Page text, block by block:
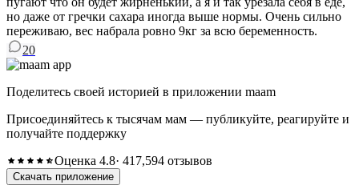
но даже от гречки сахара иногда выше нормы. Очень сильно
переживаю, вес набрала ровно 9кг за всю беременность.
20
Поделитесь своей историей в приложении maam
Присоединяйтесь к тысячам мам — публикуйте, реагируйте и
получайте поддержку
Оценка 4.8· 417,594 отзывов
Скачать приложение